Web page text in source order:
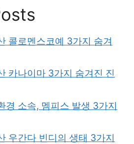
콜로멘스코예 3가지 숨겨
카나이마 3가지 숨겨진 진
경 소속, 멤피스 발생 3가지
우간다 빈디의 생태 3가지